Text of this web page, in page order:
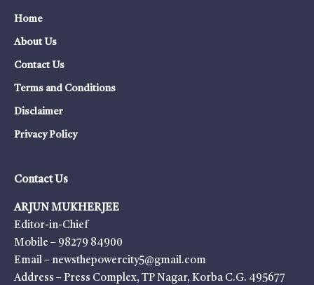
Home
About Us
Contact Us
Terms and Conditions
Disclaimer
Privacy Policy
Contact Us
ARJUN MUKHERJEE
Editor-in-Chief
Mobile – 98279 84900
Email – newsthepowercity5@gmail.com
Address – Press Complex, TP Nagar, Korba C.G. 495677